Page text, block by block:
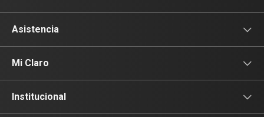
Servicios Hogar
Ultra Wifi
Entretenimiento
Celulares
Planes Pospago
Planes Claro Hogar
Asistencia
Asistencia
Nuestras tiendas
Mi Claro
Inicio de sesión
Institucional